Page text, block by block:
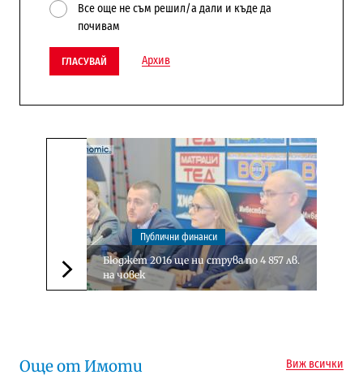
Все още не съм решил/а дали и къде да
почивам
ГЛАСУВАЙ Архив
Следваща новина
Публични финанси
Бюджет 2016 ще ни струва по 4 857 лв.
на човек
Още от Имоти Виж всички